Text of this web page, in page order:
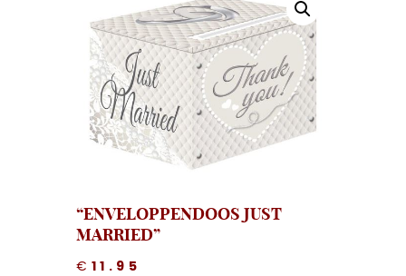
“ENVELOPPENDOOS JUST
MARRIED”
€ 11.95